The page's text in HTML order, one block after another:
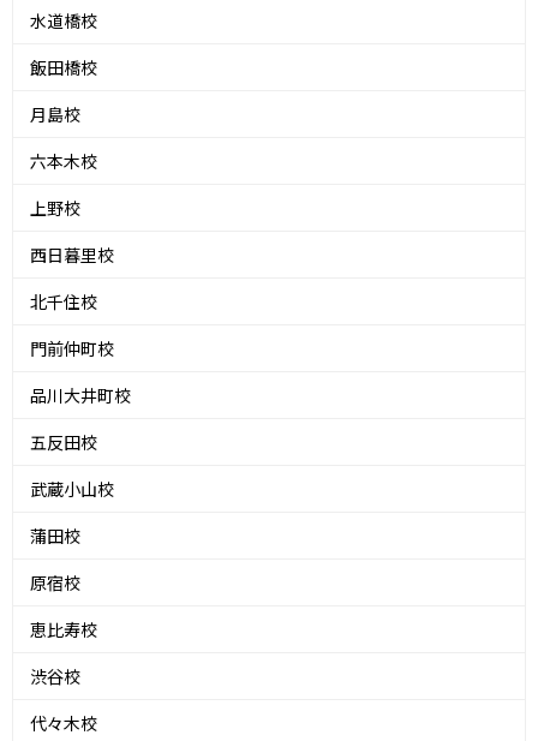
水道橋校
飯田橋校
月島校
六本木校
上野校
西日暮里校
北千住校
門前仲町校
品川大井町校
五反田校
武蔵小山校
蒲田校
原宿校
恵比寿校
渋谷校
代々木校